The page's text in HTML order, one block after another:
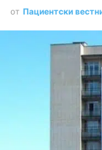
от Пациентски